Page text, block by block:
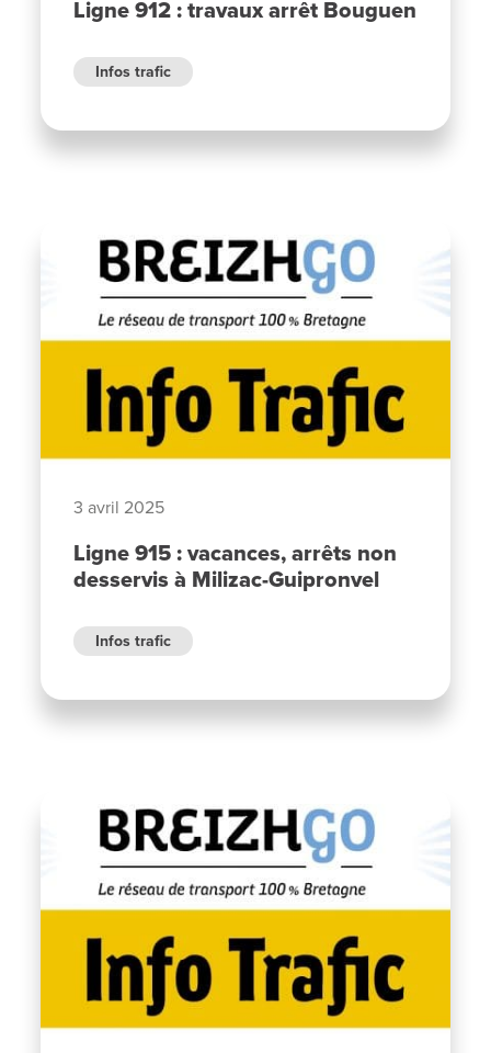
Ligne 912 : travaux arrêt Bouguen
Infos trafic
3 avril 2025
Ligne 915 : vacances, arrêts non
desservis à Milizac-Guipronvel
Infos trafic